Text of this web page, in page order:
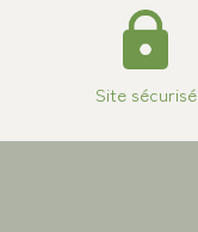
Site sécurisé